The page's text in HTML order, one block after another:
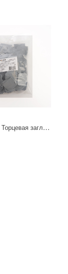
STEKKER Торцевая заглушка для ЗНИ 2,5 мм (JXB 2,5), серый LD557-1-25